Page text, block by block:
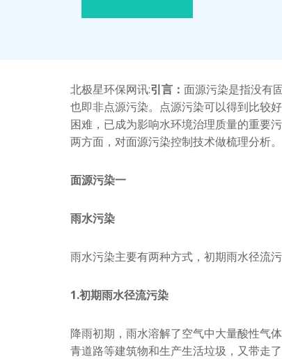
北极星环保网讯:引言： 面源污染是指没有
也即非点源污染。点源污染可以得到比较
困难，已成为影响水环境治理质量的重要
两方面，对面源污染控制技术做梳理分析。
面源污染一
雨水污染
雨水污染主要有两种方式，初期雨水径流
1.初期雨水径流污染
降雨初期，雨水溶解了空气中大量酸性气
青道路等建筑物和生产生活垃圾，又带走